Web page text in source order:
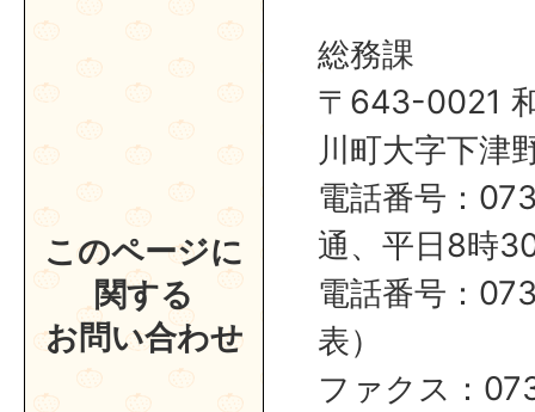
このページに
関する
お問い合わせ
総務課
〒643-0021
川町大字下津
電話番号：
通、平日8時
電話番号：
表）
ファクス：